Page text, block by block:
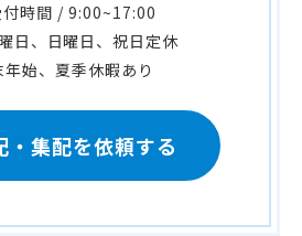
付時間 / 9:00~17:00
日、日曜日、祝日定休
始、夏季休暇あり
・集配を依頼する